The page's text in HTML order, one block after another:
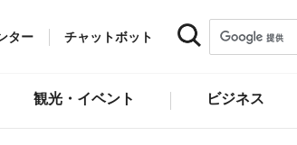
ター チャットボット
観光・イベント ビジネス